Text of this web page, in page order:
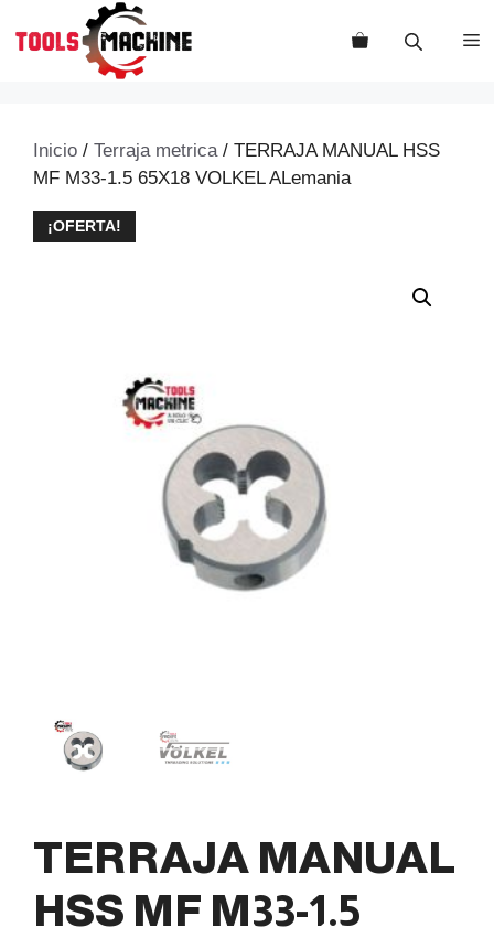
Inicio / Terraja metrica/ TERRAJA MANUAL HSS
MF M33-1.5 65X18 VOLKEL ALemania
¡OFERTA!
TERRAJA MANUAL
HSS MF M33-1.5